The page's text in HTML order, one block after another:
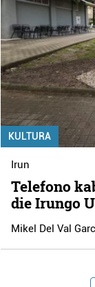
KULTURA
Irun
Telefono
die Irungo
Mikel Del Val